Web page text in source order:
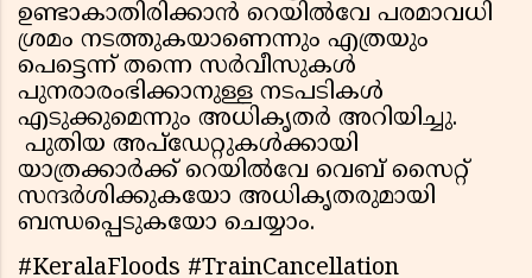
ഉണ്ടാകാതിരിക്കാന്‍ റെയില്‍വേ പരമാവധി
ശ്രമം നടത്തുകയാണെന്നും എത്രയും
പെട്ടെന്ന് തന്നെ സര്‍വീസുകള്‍
പുനരാരംഭിക്കാനുള്ള നടപടികള്‍
എടുക്കുമെന്നും അധികൃതര്‍ അറിയിച്ചു.
പുതിയ അപ്ഡേറ്റുകള്‍ക്കായി
യാത്രക്കാര്‍ക്ക് റെയില്‍വേ വെബ് സൈറ്റ്
സന്ദര്‍ശിക്കുകയോ അധികൃതരുമായി
ബന്ധപ്പെടുകയോ ചെയ്യാം.
#KeralaFloods #TrainCancellation